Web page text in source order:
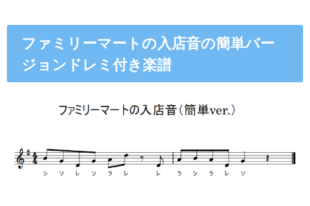
ファミリーマートの入店音の簡単バー
ジョンドレミ付き楽譜